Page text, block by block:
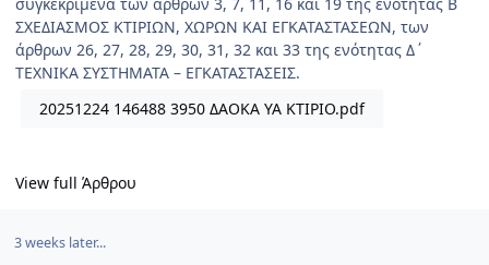
ΣΧΕΔΙΑΣΜΟΣ ΚΤΙΡΙΩΝ, ΧΩΡΩΝ ΚΑΙ ΕΓΚΑΤΑΣΤΑΣΕΩΝ, των
άρθρων 26, 27, 28, 29, 30, 31, 32 και 33 της ενότητας Δ΄
ΤΕΧΝΙΚΑ ΣΥΣΤΗΜΑΤΑ – ΕΓΚΑΤΑΣΤΑΣΕΙΣ.
20251224 146488 3950 ΔΑΟΚΑ ΥΑ ΚΤΙΡΙΟ.pdf
View full Άρθρου
3 weeks later...